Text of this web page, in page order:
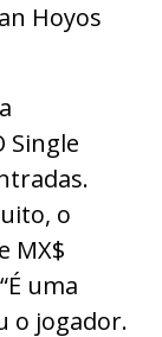
Hoyos
Single
o
MX$
uma
o jogador.